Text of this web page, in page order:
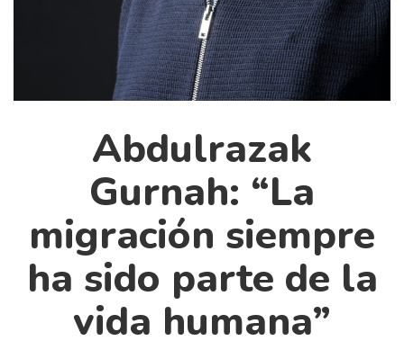
Historia material de los libros
Lagunas mentales
Libros usados
Medioambiente
Narrativas visuales
Pensamiento
Pensamiento ilustrado
Personaje
Personajes secundarios
Abdulrazak
Gurnah: “La
migración siempre
ha sido parte de la
vida humana”